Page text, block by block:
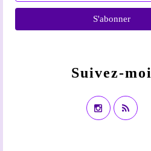
Suivez-moi